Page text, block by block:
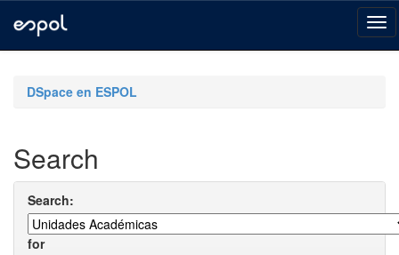
navigationDSpace en ESPOL
Search
Search:
for